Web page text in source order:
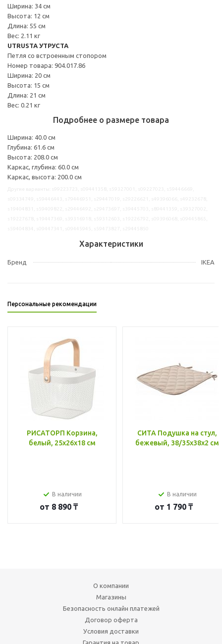
Ширина: 34 см
Высота: 12 см
Длина: 55 см
Вес: 2.11 кг
UTRUSTA УТРУСТА
Петля со встроенным стопором
Номер товара: 904.017.86
Ширина: 20 см
Высота: 15 см
Длина: 21 см
Вес: 0.21 кг
Подробнее о размере товара
Ширина: 40.0 см
Глубина: 61.6 см
Высота: 208.0 см
Каркас, глубина: 60.0 см
Каркас, высота: 200.0 см
Характеристики
Бренд IKEA
Персональные рекомендации
РИСАТОРП Корзина,
белый, 25x26x18 см
В наличии
от 8 890 ₸
СИТА Подушка на стул,
бежевый, 38/35x38x2 см
В наличии
от 1 790 ₸
О компании
Магазины
Безопасность онлайн платежей
Договор оферта
Условия доставки
Гарантия на товар